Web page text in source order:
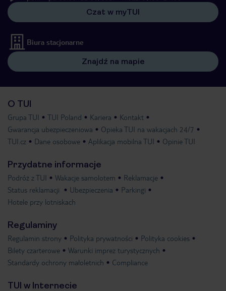
Czat w myTUI
Biura stacjonarne
Znajdź na mapie
O TUI
Grupa TUI TUI Poland Kariera
Kontakt
Gwarancja ubezpieczeniowa
Opieka TUI na wakacjach 24/7
TUI.cz
Dane osobowe Aplikacja mobilna TUI Opinie TUI
Przydatne informacje
Podróż z TUI Wakacje samolotem
Reklamacje
Status reklamacji
Ubezpieczenia
Parkingi
Hotele przy lotniskach
Regulaminy
Regulamin strony Polityka prywatności
Polityka cookies
Bilety czarterowe
Warunki imprez turystycznych
Standardy ochrony małoletnich
Compliance
TUI w Internecie